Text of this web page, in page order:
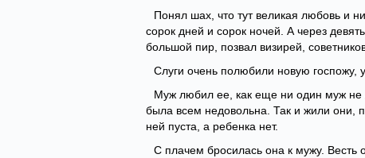
Понял шах, что тут великая любовь и
сорок дней и сорок ночей. А через
большой пир, позвал визирей,
Слуги очень полюбили новую госпожу,
Муж любил ее, как еще ни один муж не
была всем недовольна. Так и жили они,
ней пуста, а ребенка нет.
С плачем бросилась она к мужу. Весть